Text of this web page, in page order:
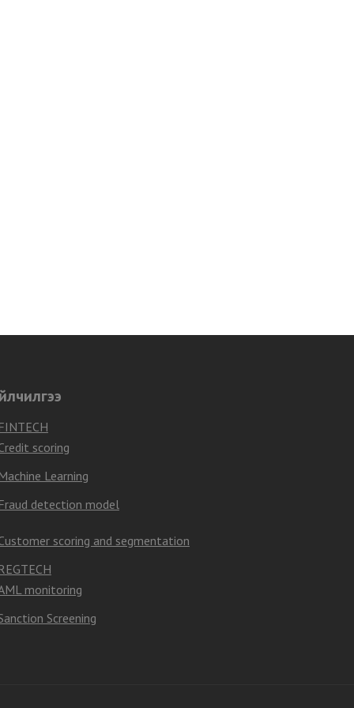
scoring
Learning
detection model
scoring and segmentation
monitoring
Screening